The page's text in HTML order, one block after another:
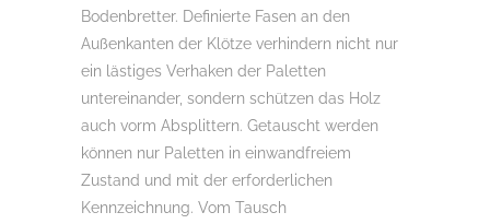
Bodenbretter. Definierte Fasen an den
Außenkanten der Klötze verhindern nicht nur
ein lästiges Verhaken der Paletten
untereinander, sondern schützen das Holz
auch vorm Absplittern. Getauscht werden
können nur Paletten in einwandfreiem
Zustand und mit der erforderlichen
Kennzeichnung. Vom Tausch